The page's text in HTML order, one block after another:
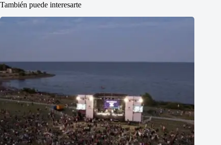
También puede interesarte